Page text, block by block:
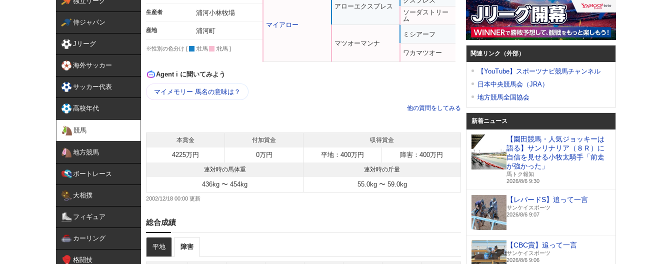
侍ジャパン
Jリーグ
海外サッカー
サッカー代表
高校年代
競馬
地方競馬
ボートレース
大相撲
フィギュア
カーリング
格闘技
生産者 浦河小林牧場
産地 浦河町
※性別の色分け [ :牡馬 :牝馬 ]
マイアロー
アローエクスプレス
マツオーマンナ
ソーダストリー
ム
ミシアーフ
ワカマツオー
Agent i に聞いてみよう
マイメモリー 馬名の意味は？
他の質問をしてみる
本賞金 付加賞金 収得賞金
4225万円 0万円 平地：400万円 障害：400万円
連対時の馬体重 連対時の斤量
436kg 〜 454kg 55.0kg 〜 59.0kg
2002/12/18 00:00
総合成績
平地 障害
関連リンク（外部）
【YouTube】スポーツナビ競馬チャンネル
日本中央競馬会（JRA）
地方競馬全国協会
新着ニュース
【園田競馬・人気ジョッキーは
語る】サンリナリア（８Ｒ）に
自信を見せる小牧太騎手「前走
が強かった」
馬トク報知
2026/8/6 9:30
【レパードS】追って一言
サンケイスポーツ
2026/8/6 9:07
【CBC賞】追って一言
サンケイスポーツ
2026/8/6 9:06